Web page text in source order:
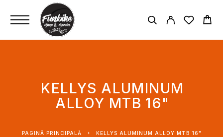
KELLYS ALUMINUM
ALLOY MTB 16"
PAGINĂ PRINCIPALĂ KELLYS ALUMINUM ALLOY MTB 16"